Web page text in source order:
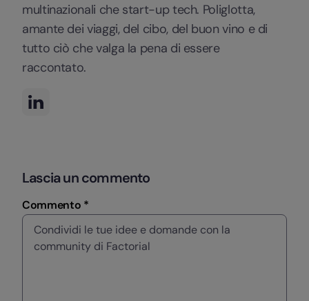
multinazionali che start-up tech. Poliglotta,
amante dei viaggi, del cibo, del buon vino e di
tutto ciò che valga la pena di essere
raccontato.
Lascia un commento
Commento *